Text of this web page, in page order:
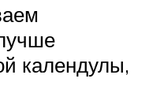
календулы,